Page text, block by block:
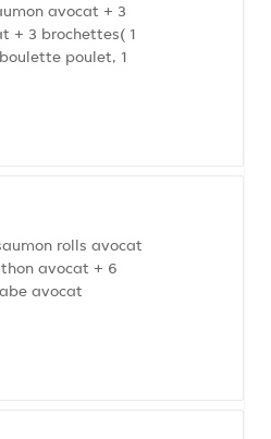
avocat + 3
+ 3 brochettes( 1
poulet, 1
rolls avocat
avocat + 6
avocat